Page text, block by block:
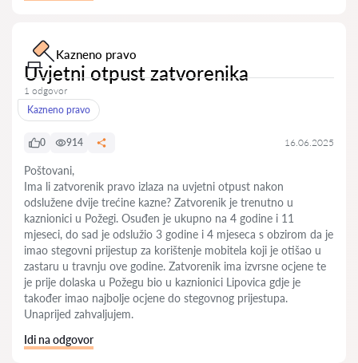
Kazneno pravo
Uvjetni otpust zatvorenika
1 odgovor
Kazneno pravo
0 914 16.06.2025
Poštovani,
Ima li zatvorenik pravo izlaza na uvjetni otpust nakon
odslužene dvije trećine kazne? Zatvorenik je trenutno u
kaznionici u Požegi. Osuđen je ukupno na 4 godine i 11
mjeseci, do sad je odslužio 3 godine i 4 mjeseca s obzirom da je
imao stegovni prijestup za korištenje mobitela koji je otišao u
zastaru u travnju ove godine. Zatvorenik ima izvrsne ocjene te
je prije dolaska u Požegu bio u kaznionici Lipovica gdje je
također imao najbolje ocjene do stegovnog prijestupa.
Unaprijed zahvaljujem.
Idi na odgovor